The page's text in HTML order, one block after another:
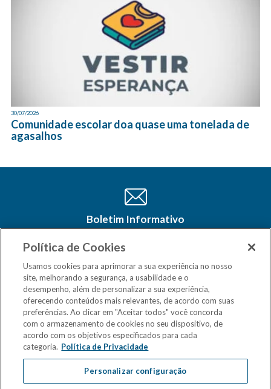
30/07/2026
Comunidade escolar doa quase uma tonelada de
agasalhos
Boletim Informativo
Cadastre-se e receba as últimas
Política de Cookies
Usamos cookies para aprimorar a sua experiência no nosso
site, melhorando a segurança, a usabilidade e o
desempenho, além de personalizar a sua experiência,
oferecendo conteúdos mais relevantes, de acordo com suas
preferências. Ao clicar em "Aceitar todos" você concorda
com o armazenamento de cookies no seu dispositivo, de
acordo com os objetivos especificados para cada
categoria. Política de Privacidade
Personalizar configuração